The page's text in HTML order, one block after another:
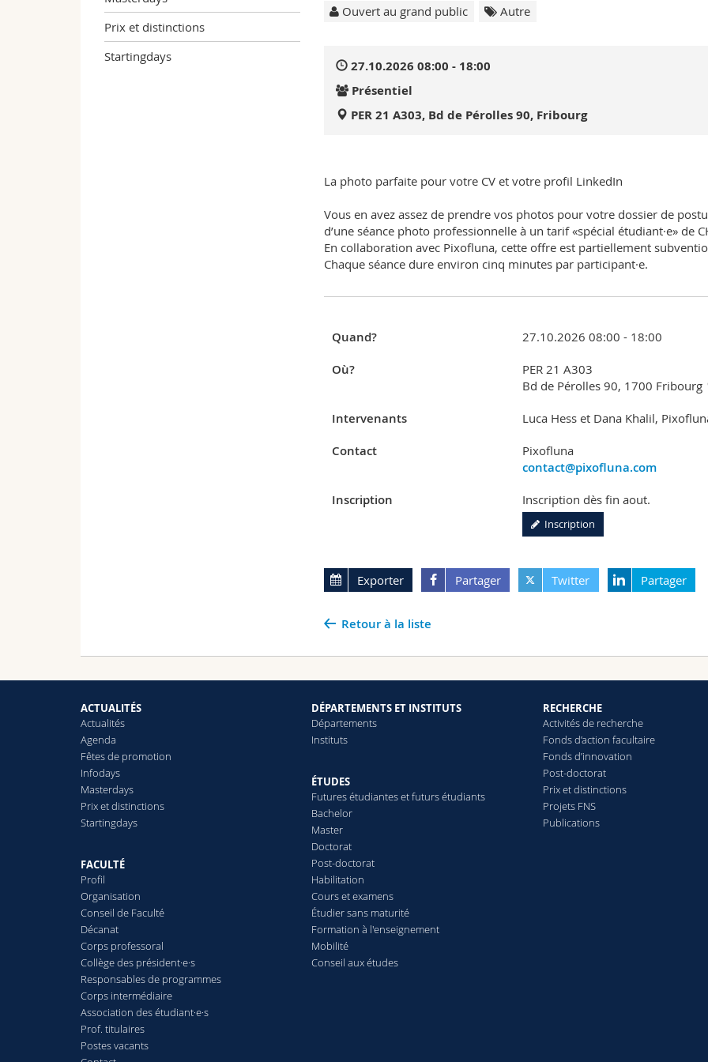
Prix et distinctions
Startingdays
Ouvert au grand public Autre
27.10.2026 08:00 - 18:00
Présentiel
PER 21 A303, Bd de Pérolles 90, Fribourg
La photo parfaite pour votre CV et votre profil LinkedIn
Vous en avez assez de prendre vos photos pour votre dossier de
d’une séance photo professionnelle à un tarif «spécial étudiant·e» de
En collaboration avec Pixofluna, cette offre est partiellement
Chaque séance dure environ cinq minutes par participant·e.
Quand? 27.10.2026 08:00 - 18:00
Où?
PER 21 A303
Bd de Pérolles 90, 1700 Fribourg
Intervenants Luca Hess et Dana Khalil,
Contact Pixofluna
contact@pixofluna.com
Inscription
Inscription dès fin aout.
Inscription
Exporter Partager Twitter Partager
Retour à la liste
ACTUALITÉS
Actualités
Agenda
Fêtes de promotion
Infodays
Masterdays
Prix et distinctions
Startingdays
FACULTÉ
Profil
Organisation
Conseil de Faculté
Décanat
Corps professoral
Collège des président·e·s
Responsables de programmes
Corps intermédiaire
Association des étudiant·e·s
Prof. titulaires
Postes vacants
DÉPARTEMENTS ET INSTITUTS
Départements
Instituts
ÉTUDES
Futures étudiantes et futurs étudiants
Bachelor
Master
Doctorat
Post-doctorat
Habilitation
Cours et examens
Étudier sans maturité
Formation à l'enseignement
Mobilité
Conseil aux études
RECHERCHE
Activités de recherche
Fonds d’action facultaire
Fonds d’innovation
Post-doctorat
Prix et distinctions
Projets FNS
Publications